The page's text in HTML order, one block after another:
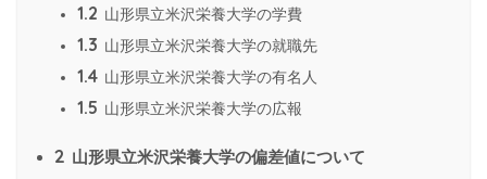
1.2 山形県立米沢栄養大学の学費
1.3 山形県立米沢栄養大学の就職先
1.4 山形県立米沢栄養大学の有名人
1.5 山形県立米沢栄養大学の広報
2 山形県立米沢栄養大学の偏差値について